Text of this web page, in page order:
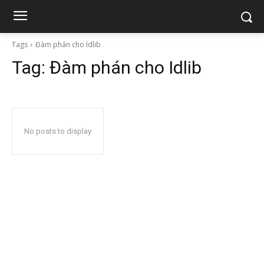
Tags Đàm phán cho Idlib
Tag: Đàm phán cho Idlib
No posts to display